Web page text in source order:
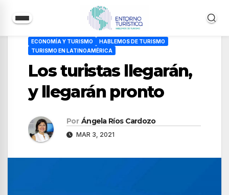
ECONOMÍA Y TURISMO
HABLEMOS DE TURISMO
TURISMO EN LATINOAMÉRICA
Los turistas llegarán,
y llegarán pronto
Por Ángela Ríos Cardozo
MAR 3, 2021